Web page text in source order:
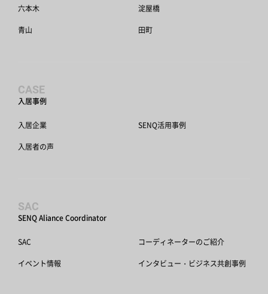
六本木
青山
淀屋橋
田町
CASE
入居事例
入居企業
入居者の声
SENQ活用事例
SAC
SENQ Aliance Coordinator
SAC
イベント情報
コーディネーターのご紹介
インタビュー・ビジネス共創事例